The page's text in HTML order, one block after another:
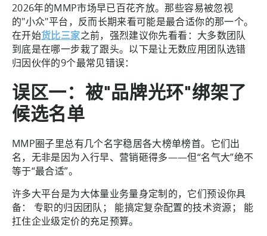
2026年的MMP市场早已百花齐放。那些容易被忽视
的"小众"平台，反而长期来看可能是最合适你的那一个。
在开始货比三家之前，强烈建议你先看看：大多数团队
到底是在哪一步栽了跟头。以下是让无数应用团队选错
归因伙伴的9个最常见错误：
误区一：被"品牌光环"绑架了
候选名单
MMP圈子里总有几个名字稳居各大榜单榜首。它们出
名，无非是因为入行早、营销砸得多——但“名气大”绝不
等于“最合适”。
许多大平台是为大体量业务量身定制的，它们预设你具
备： 专职的归因团队； 能搞定复杂配置的技术资源； 能
扛住企业级定价的充足预算。